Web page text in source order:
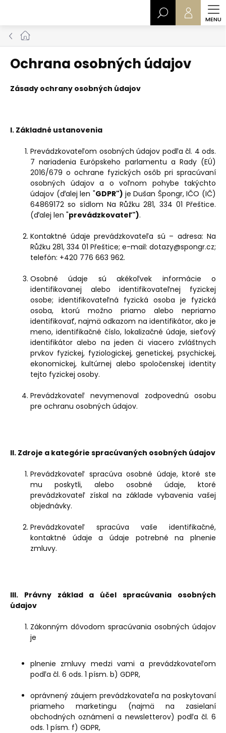
Hľadať
Domov
Ochrana osobných údajov
Zásady ochrany osobných údajov
I. Základné ustanovenia
Prevádzkovateľom osobných údajov podľa čl. 4 ods.
7 nariadenia Európskeho parlamentu a Rady (EÚ)
2016/679 o ochrane fyzických osôb pri spracúvaní
osobných údajov a o voľnom pohybe takýchto
údajov (ďalej len "GDPR") je Dušan Špongr, IČO (IČ)
64869172 so sídlom Na Růžku 281, 334 01 Přeštice.
(ďalej len "prevádzkovateľ").
Kontaktné údaje prevádzkovateľa sú – adresa: Na
Růžku 281, 334 01 Přeštice; e-mail: dotazy@spongr.cz;
telefón: +420 776 663 962.
Osobné údaje sú akékoľvek informácie o
identifikovanej alebo identifikovateľnej fyzickej
osobe; identifikovateľná fyzická osoba je fyzická
osoba, ktorú možno priamo alebo nepriamo
identifikovať, najmä odkazom na identifikátor, ako je
meno, identifikačné číslo, lokalizačné údaje, sieťový
identifikátor alebo na jeden či viacero zvláštnych
prvkov fyzickej, fyziologickej, genetickej, psychickej,
ekonomickej, kultúrnej alebo spoločenskej identity
tejto fyzickej osoby.
Prevádzkovateľ nevymenoval zodpovednú osobu
pre ochranu osobných údajov.
II. Zdroje a kategórie spracúvaných osobných údajov
Prevádzkovateľ spracúva osobné údaje, ktoré ste
mu poskytli, alebo osobné údaje, ktoré
prevádzkovateľ získal na základe vybavenia vašej
objednávky.
Prevádzkovateľ spracúva vaše identifikačné,
kontaktné údaje a údaje potrebné na plnenie
zmluvy.
III. Právny základ a účel spracúvania osobných
údajov
Zákonným dôvodom spracúvania osobných údajov
je
plnenie zmluvy medzi vami a prevádzkovateľom
podľa čl. 6 ods. 1 písm. b) GDPR,
oprávnený záujem prevádzkovateľa na poskytovaní
priameho marketingu (najmä na zasielaní
obchodných oznámení a newsletterov) podľa čl. 6
ods. 1 písm. f) GDPR,